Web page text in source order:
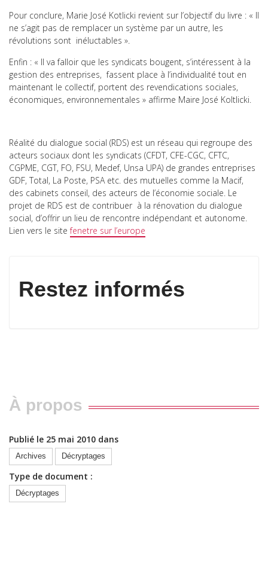
Pour conclure, Marie José Kotlicki revient sur l’objectif du livre : « Il
ne s’agit pas de remplacer un système par un autre, les
révolutions sont inéluctables ».
Enfin : « Il va falloir que les syndicats bougent, s’intéressent à la
gestion des entreprises, fassent place à l’individualité tout en
maintenant le collectif, portent des revendications sociales,
économiques, environnementales » affirme Maire José Koltlicki.
Réalité du dialogue social (RDS) est un réseau qui regroupe des
acteurs sociaux dont les syndicats (CFDT, CFE-CGC, CFTC,
CGPME, CGT, FO, FSU, Medef, Unsa UPA) de grandes entreprises
GDF, Total, La Poste, PSA etc. des mutuelles comme la Macif,
des cabinets conseil, des acteurs de l’économie sociale. Le
projet de RDS est de contribuer à la rénovation du dialogue
social, d’offrir un lieu de rencontre indépendant et autonome.
Lien vers le sitefenetre sur l’europe
Restez informés
À propos
Publié le 25 mai 2010 dans
Archives Décryptages
Type de document :
Décryptages